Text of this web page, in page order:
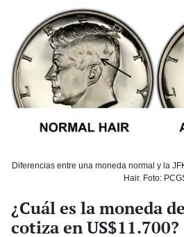
Diferencias entre una moneda normal y la
Hair. Foto:
¿Cuál es la moneda
cotiza en US$11.700?